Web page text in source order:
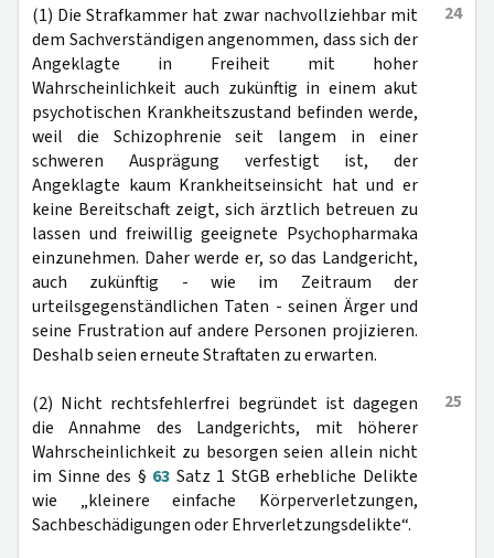
24
(1) Die Strafkammer hat zwar nachvollziehbar mit
dem Sachverständigen angenommen, dass sich der
Angeklagte in Freiheit mit hoher
Wahrscheinlichkeit auch zukünftig in einem akut
psychotischen Krankheitszustand befinden werde,
weil die Schizophrenie seit langem in einer
schweren Ausprägung verfestigt ist, der
Angeklagte kaum Krankheitseinsicht hat und er
keine Bereitschaft zeigt, sich ärztlich betreuen zu
lassen und freiwillig geeignete Psychopharmaka
einzunehmen. Daher werde er, so das Landgericht,
auch zukünftig - wie im Zeitraum der
urteilsgegenständlichen Taten - seinen Ärger und
seine Frustration auf andere Personen projizieren.
Deshalb seien erneute Straftaten zu erwarten.
25
(2) Nicht rechtsfehlerfrei begründet ist dagegen
die Annahme des Landgerichts, mit höherer
Wahrscheinlichkeit zu besorgen seien allein nicht
im Sinne des § 63 Satz 1 StGB erhebliche Delikte
wie „kleinere einfache Körperverletzungen,
Sachbeschädigungen oder Ehrverletzungsdelikte“.